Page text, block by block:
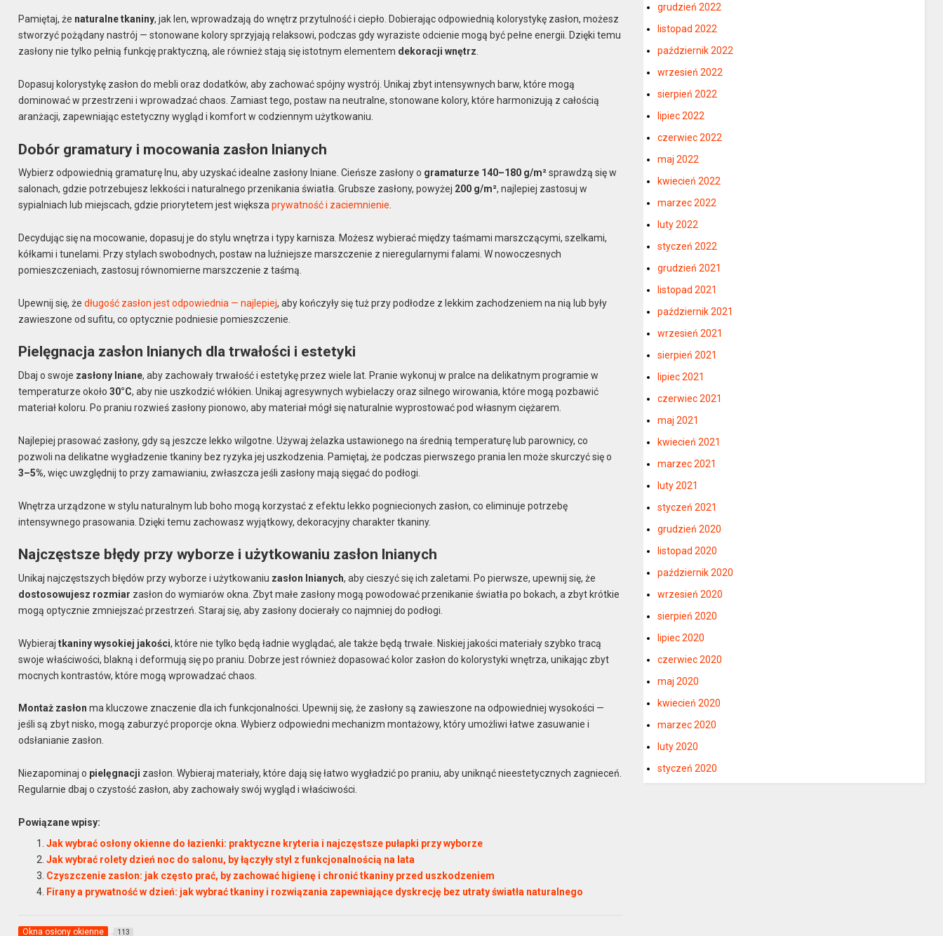
Pamiętaj, że naturalne tkaniny, jak len, wprowadzają do wnętrz przytulność i ciepło. Dobierając odpowiednią kolorystykę zasłon, możesz
stworzyć pożądany nastrój — stonowane kolory sprzyjają relaksowi, podczas gdy wyraziste odcienie mogą być pełne energii. Dzięki temu
zasłony nie tylko pełnią funkcję praktyczną, ale również stają się istotnym elementem dekoracji wnętrz
Dopasuj kolorystykę zasłon do mebli oraz dodatków, aby zachować spójny wystrój. Unikaj zbyt intensywnych barw, które mogą
dominować w przestrzeni i wprowadzać chaos. Zamiast tego, postaw na neutralne, stonowane kolory, które harmonizują z całością
aranżacji, zapewniając estetyczny wygląd i komfort w codziennym użytkowaniu.
Dobór gramatury i mocowania zasłon lnianych
Wybierz odpowiednią gramaturę lnu, aby uzyskać idealne zasłony lniane. Cieńsze zasłony o gramaturze 140–180 g/m²sprawdzą się w
salonach, gdzie potrzebujesz lekkości i naturalnego przenikania światła. Grubsze zasłony, powyżej 200 g/m², najlepiej zastosuj w
sypialniach lub miejscach, gdzie priorytetem jest większaprywatność i zaciemnienie
Decydując się na mocowanie, dopasuj je do stylu wnętrza i typy karnisza. Możesz wybierać między taśmami marszczącymi, szelkami,
kółkami i tunelami. Przy stylach swobodnych, postaw na luźniejsze marszczenie z nieregularnymi falami. W nowoczesnych
pomieszczeniach, zastosuj równomierne marszczenie z taśmą.
Upewnij się, żedługość zasłon jest odpowiednia — najlepiej, aby kończyły się tuż przy podłodze z lekkim zachodzeniem na nią lub były
zawieszone od sufitu, co optycznie podniesie pomieszczenie.
Pielęgnacja zasłon lnianych dla trwałości i estetyki
Dbaj o swoje zasłony lniane, aby zachowały trwałość i estetykę przez wiele lat. Pranie wykonuj w pralce na delikatnym programie w
temperaturze około30°C, aby nie uszkodzić włókien. Unikaj agresywnych wybielaczy oraz silnego wirowania, które mogą pozbawić
materiał koloru. Po praniu rozwieś zasłony pionowo, aby materiał mógł się naturalnie wyprostować pod własnym ciężarem.
Najlepiej prasować zasłony, gdy są jeszcze lekko wilgotne. Używaj żelazka ustawionego na średnią temperaturę lub parownicy, co
pozwoli na delikatne wygładzenie tkaniny bez ryzyka jej uszkodzenia. Pamiętaj, że podczas pierwszego prania len może skurczyć się o
3–5%, więc uwzględnij to przy zamawianiu, zwłaszcza jeśli zasłony mają sięgać do podłogi.
Wnętrza urządzone w stylu naturalnym lub boho mogą korzystać z efektu lekko pogniecionych zasłon, co eliminuje potrzebę
intensywnego prasowania. Dzięki temu zachowasz wyjątkowy, dekoracyjny charakter tkaniny.
Najczęstsze błędy przy wyborze i użytkowaniu zasłon lnianych
Unikaj najczęstszych błędów przy wyborze i użytkowaniu zasłon lnianych, aby cieszyć się ich zaletami. Po pierwsze, upewnij się, że
dostosowujesz rozmiar zasłon do wymiarów okna. Zbyt małe zasłony mogą powodować przenikanie światła po bokach, a zbyt krótkie
mogą optycznie zmniejszać przestrzeń. Staraj się, aby zasłony docierały co najmniej do podłogi.
Wybierajtkaniny wysokiej jakości, które nie tylko będą ładnie wyglądać, ale także będą trwałe. Niskiej jakości materiały szybko tracą
swoje właściwości, blakną i deformują się po praniu. Dobrze jest również dopasować kolor zasłon do kolorystyki wnętrza, unikając zbyt
mocnych kontrastów, które mogą wprowadzać chaos.
Montaż zasłon ma kluczowe znaczenie dla ich funkcjonalności. Upewnij się, że zasłony są zawieszone na odpowiedniej wysokości —
jeśli są zbyt nisko, mogą zaburzyć proporcje okna. Wybierz odpowiedni mechanizm montażowy, który umożliwi łatwe zasuwanie i
odsłanianie zasłon.
Niezapominaj o pielęgnacji zasłon. Wybieraj materiały, które dają się łatwo wygładzić po praniu, aby uniknąć nieestetycznych zagnieceń.
Regularnie dbaj o czystość zasłon, aby zachowały swój wygląd i właściwości.
Powiązane wpisy:
Jak wybrać osłony okienne do łazienki: praktyczne kryteria i najczęstsze pułapki przy wyborze
Jak wybrać rolety dzień noc do salonu, by łączyły styl z funkcjonalnością na lata
Czyszczenie zasłon: jak często prać, by zachować higienę i chronić tkaniny przed uszkodzeniem
Firany a prywatność w dzień: jak wybrać tkaniny i rozwiązania zapewniające dyskrecję bez utraty światła naturalnego
Okna osłony okienne 113
grudzień 2022
listopad 2022
październik 2022
wrzesień 2022
sierpień 2022
lipiec 2022
czerwiec 2022
maj 2022
kwiecień 2022
marzec 2022
luty 2022
styczeń 2022
grudzień 2021
listopad 2021
październik 2021
wrzesień 2021
sierpień 2021
lipiec 2021
czerwiec 2021
maj 2021
kwiecień 2021
marzec 2021
luty 2021
styczeń 2021
grudzień 2020
listopad 2020
październik 2020
wrzesień 2020
sierpień 2020
lipiec 2020
czerwiec 2020
maj 2020
kwiecień 2020
marzec 2020
luty 2020
styczeń 2020